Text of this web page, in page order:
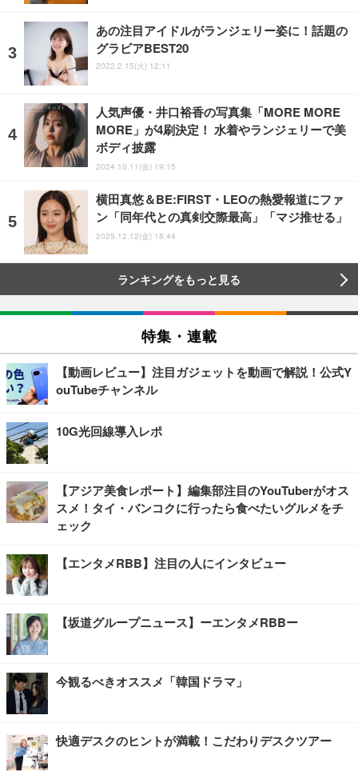
あの注目アイドルがランジェリー姿に！話題の
グラビアBEST20
2022.2.15(火) 12:11
人気声優・井口裕香の写真集「MORE MORE
MORE」が4刷決定！ 水着やランジェリーで美
ボディ披露
2024.10.11(金) 19:15
横田真悠＆BE:FIRST・LEOの熱愛報道にファ
ン「同年代との真剣交際最高」「マジ推せる」
2025.12.12(金) 18:44
ランキングをもっと見る
特集・連載
【動画レビュー】注目ガジェットを動画で解説！公式Y
ouTubeチャンネル
10G光回線導入レポ
【アジア美食レポート】編集部注目のYouTuberがオス
スメ！タイ・バンコクに行ったら食べたいグルメをチ
ェック
【エンタメRBB】注目の人にインタビュー
【坂道グループニュース】ーエンタメRBBー
今観るべきオススメ「韓国ドラマ」
快適デスクのヒントが満載！こだわりデスクツアー